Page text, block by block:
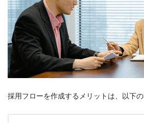
採用フローを作成するメリットは、以下の